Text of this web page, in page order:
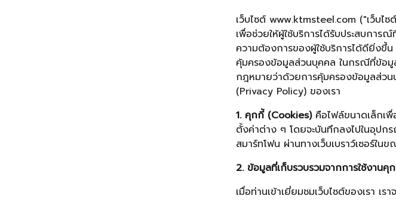
เว็บไซต์ www.ktmsteel.com ("เว็บไ
เพื่อช่วยให้ผู้ใช้บริการได้รับประสบกา
ความต้องการของผู้ใช้บริการได้ดียิ่งขึ้น
คุ้มครองข้อมูลส่วนบุคคล ในกรณีที่ข้อมู
กฎหมายว่าด้วยการคุ้มครองข้อมูลส่วน
(Privacy Policy) ของเรา
1. คุกกี้ (Cookies)คือไฟล์ขนาดเล็กเพื่
ตั้งค่าต่าง ๆ โดยจะบันทึกลงไปในอุปก
สมาร์ทโฟน ผ่านทางเว็บเบราว์เซอร์ในข
2. ข้อมูลที่เก็บรวบรวมจากการใช้งานคุ
เมื่อท่านเข้าเยี่ยมชมเว็บไซต์ของเรา เ